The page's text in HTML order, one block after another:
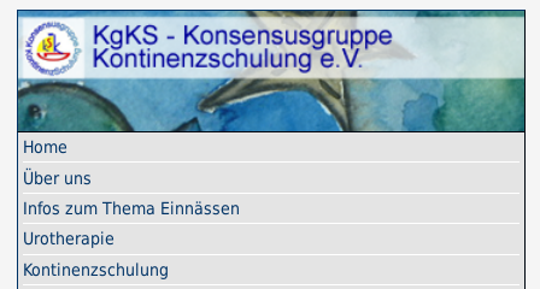
Home
Über uns
Infos zum Thema Einnässen
Uro­therapie
Kontinenz­schulung